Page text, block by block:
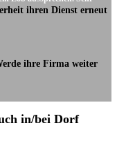
ihren Dienst erneut
ihre Firma weiter
in/bei Dorf